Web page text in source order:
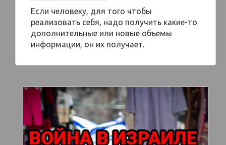
Если человеку, для того чтобы
реализовать себя, надо получить какие-то
дополнительные или новые объемы
информации, он их получает.